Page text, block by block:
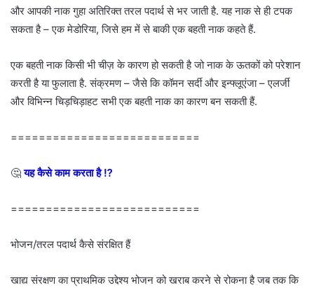
और आपकी नाक गुहा अतिरिक्त तरल पदार्थ से भर जाती है. यह नाक से ही टपक
सकता है – एक मेडोरिया, जिसे हम में से बाकी एक बहती नाक कहते हैं.
एक बहती नाक किसी भी चीज़ के कारण हो सकती है जो नाक के ऊतकों को परेशान
करती है या फुलाता है. संक्रमण – जैसे कि कॉमन सर्दी और इन्फ्लूएंजा – एलर्जी
और विभिन्न चिड़चिड़ाहट सभी एक बहती नाक का कारण बन सकती हैं.
===========================
🤔यह कैसे काम करता है ⁉
===========================
भोजन/तरल पदार्थ कैसे संरक्षित हैं
खाद्य संरक्षण का प्राथमिक उद्देश्य भोजन को खराब करने से रोकना है जब तक कि